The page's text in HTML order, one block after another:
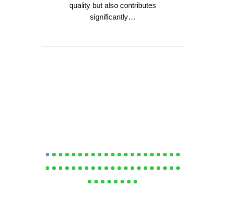
quality but also contributes
significantly…